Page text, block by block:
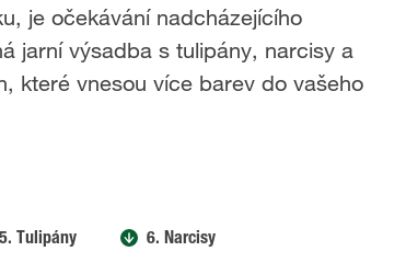
je očekávání nadcházejícího
jarní výsadba s tulipány, narcisy a
které vnesou více barev do vašeho
5. Tulipány 6. Narcisy